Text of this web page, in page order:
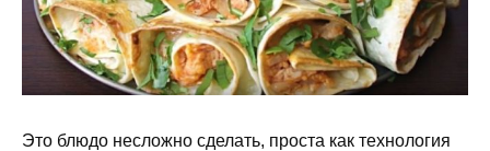
Это блюдо несложно сделать, проста как технология